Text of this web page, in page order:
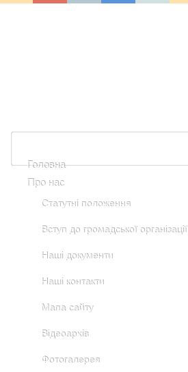
Головна
Про нас
Статутні положення
Вступ до громадської організації
Наші документи
Наші контакти
Мапа сайту
Відеоархів
Фотогалерея